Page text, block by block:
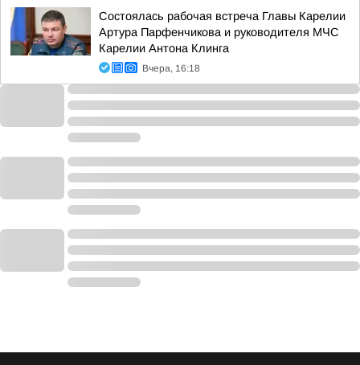
Состоялась рабочая встреча Главы Карелии
Артура Парфенчикова и руководителя МЧС
Карелии Антона Клинга
Вчера, 16:18